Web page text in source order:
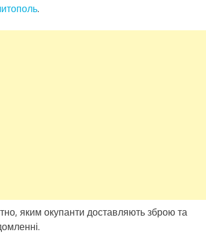
.
яким окупанти доставляють зброю та